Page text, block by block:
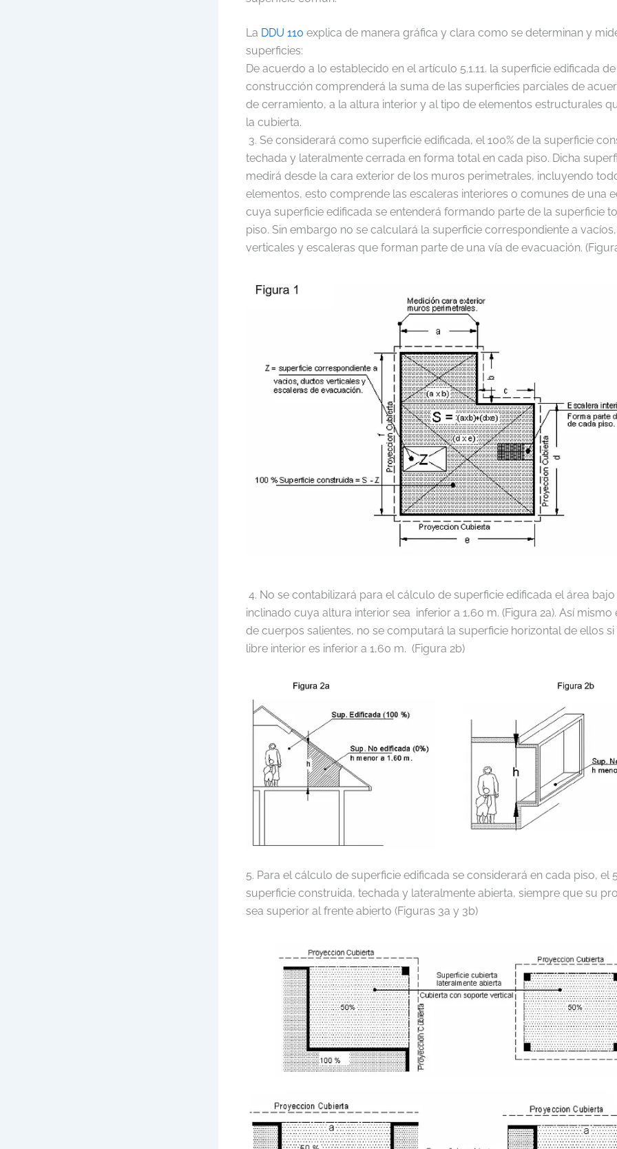
La DDU 110 explica de manera gráfica y clara como se determinan y
superficies:
De acuerdo a lo establecido en el artículo 5.1.11. la superficie edificada
construcción comprenderá la suma de las superficies parciales de
de cerramiento, a la altura interior y al tipo de elementos estructurales
la cubierta.
3. Se considerará como superficie edificada, el 100% de la superficie
techada y lateralmente cerrada en forma total en cada piso. Dicha
medirá desde la cara exterior de los muros perimetrales, incluyendo
elementos, esto comprende las escaleras interiores o comunes de una
cuya superficie edificada se entenderá formando parte de la superficie
piso. Sin embargo no se calculará la superficie correspondiente a
verticales y escaleras que forman parte de una vía de evacuación.
4. No se contabilizará para el cálculo de superficie edificada el área
inclinado cuya altura interior sea inferior a 1,60 m. (Figura 2a). Así mismo
de cuerpos salientes, no se computará la superficie horizontal de ellos
libre interior es inferior a 1,60 m. (Figura 2b)
5. Para el cálculo de superficie edificada se considerará en cada piso, el
superficie construida, techada y lateralmente abierta, siempre que su
sea superior al frente abierto (Figuras 3a y 3b)